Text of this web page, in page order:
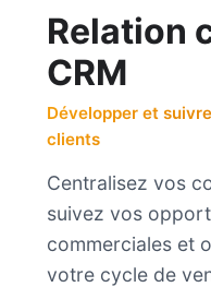
Relation
CRM
Développer et
clients
Centralisez vos
suivez vos
commerciales et
votre cycle de